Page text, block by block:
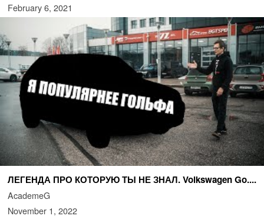
February 6, 2021
ЛЕГЕНДА ПРО КОТОРУЮ ТЫ НЕ ЗНАЛ. Volkswagen Go....
AcademeG
November 1, 2022